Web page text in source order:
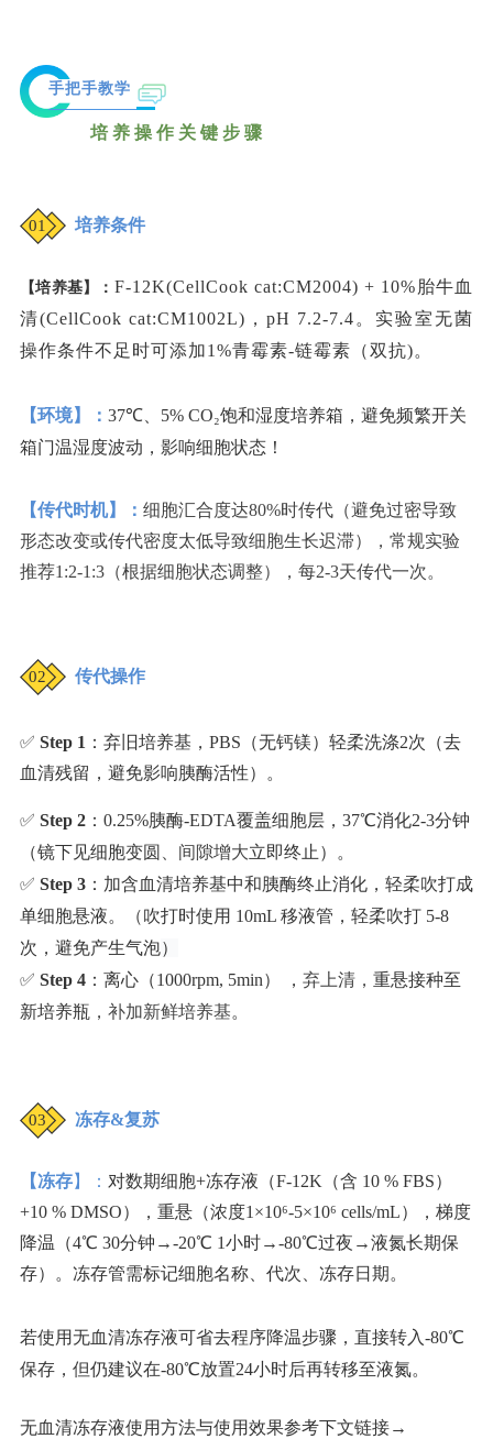
手把手教学
培养操作关键步骤
01 培养条件
【培养基】： F-12K(CellCook cat:CM2004) + 10%胎牛血
清(CellCook cat:CM1002L)，pH 7.2-7.4。实验室无菌
操作条件不足时可添加1%青霉素-链霉素（双抗)。
【环境】： 37℃、5% CO₂饱和湿度培养箱，避免频繁开关
箱门温湿度波动，影响细胞状态！
【传代时机】： 细胞汇合度达80%时传代（避免过密导致
形态改变或传代密度太低导致细胞生长迟滞），常规实验
推荐1:2-1:3（根据细胞状态调整），每2-3天传代一次。
02 传代操作
✅ Step 1 ：弃旧培养基，PBS （无钙镁） 轻柔洗涤2次（去
血清残留 ，避免影响胰酶活性）。
✅ Step 2 ：0.25%胰酶-EDTA覆盖细胞层，37℃消化2-3分钟
（镜下见细胞变圆
、间隙增大立即终止）。
✅ Step 3 ：加含血清培养基中和胰酶终止消化 ，轻柔吹打成
单细胞悬液。
（吹打时使用 10mL 移液管，轻柔吹打 5-8
次，避免产生气泡）
✅ Step 4 ：离心（1000rpm, 5min） ， 弃上清， 重悬接种至
新培养瓶 ，补加新鲜培养基。
03 冻存&复苏
【冻存】： 对数期细胞+冻存液（F-12K（含 10 % FBS）
+10 % DMSO），重悬（浓度1×10⁶-5×10⁶ cells/mL），梯度
降温（4℃ 30分钟→-20℃ 1小时→-80℃过夜→液氮长期保
存）。冻存管需标记细胞名称、代次、冻存日期。
若使用无血清冻存液可省去程序降温步骤，直接转入-80℃
保存，但仍建议在-80℃放置24小时后再转移至液氮。
无血清冻存液使用方法与使用效果参考下文链接→